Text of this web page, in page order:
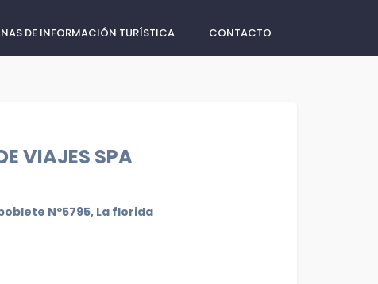
DE INFORMACIÓN TURÍSTICA CONTACTO
VIAJES SPA
Nº5795, La florida